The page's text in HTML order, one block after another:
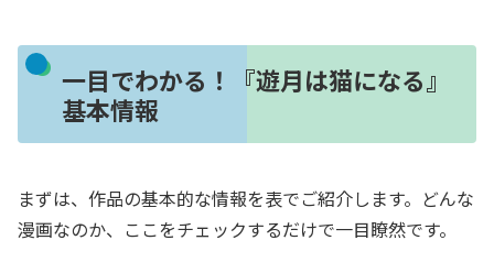
一目でわかる！『遊月は猫になる』
基本情報
まずは、作品の基本的な情報を表でご紹介します。どんな
漫画なのか、ここをチェックするだけで一目瞭然です。